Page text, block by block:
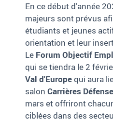
En ce début d’année
majeurs sont prévus
étudiants et jeunes
orientation et leur
Le Forum Objectif
qui se tiendra le 2
Val d'Europequi aura
salonCarrières
mars et offriront
ciblées dans des